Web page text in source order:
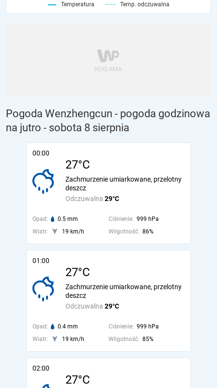
Temperatura Temp. odczuwalna
Pogoda Wenzhengcun - pogoda godzinowa
na jutro - sobota 8 sierpnia
00:00
27°C
Odczuwalna 29°C
Zachmurzenie umiarkowane, przelotny
deszcz
Opad: 0.5 mm Ciśnienie: 999 hPa
Wiatr:
19 km/h Wilgotność: 86%
01:00
27°C
Odczuwalna 29°C
Zachmurzenie umiarkowane, przelotny
deszcz
Opad: 0.4 mm Ciśnienie: 999 hPa
Wiatr:
19 km/h Wilgotność: 85%
02:00
27°C